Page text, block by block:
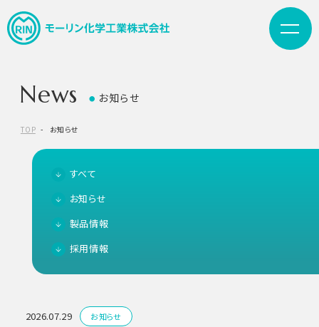
News ● お知らせ
TOP お知らせ
すべて
お知らせ
製品情報
採用情報
2026.07.29 お知らせ